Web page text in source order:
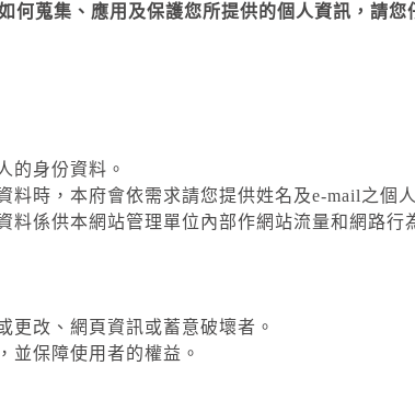
蒐集、應用及保護您所提供的個人資訊，請您
的身份資料。
時，本府會依需求請您提供姓名及e-mail之個
係供本網站管理單位內部作網站流量和網路行
更改、網頁資訊或蓄意破壞者。
並保障使用者的權益。